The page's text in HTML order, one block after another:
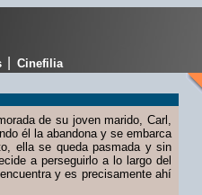
Cinefilia
de su joven marido, Carl,
él la abandona y se embarca
ella se queda pasmada y sin
a perseguirlo a lo largo del
y es precisamente ahí